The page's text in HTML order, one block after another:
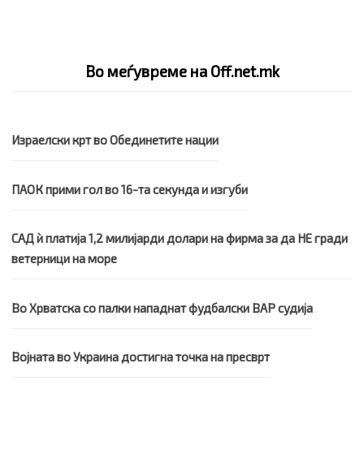
Во меѓувреме на Off.net.mk
Израелски крт во Обединетите нации
ПАОК прими гол во 16-та секунда и изгуби
САД ѝ платија 1,2 милијарди долари на фирма за да НЕ гради
ветерници на море
Во Хрватска со палки нападнат фудбалски ВАР судија
Војната во Украина достигна точка на пресврт